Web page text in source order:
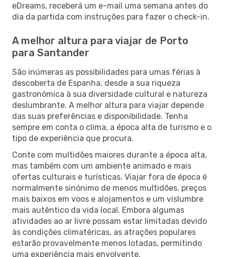
eDreams, receberá um e-mail uma semana antes do
dia da partida com instruções para fazer o check-in.
A melhor altura para viajar de Porto
para Santander
São inúmeras as possibilidades para umas férias à
descoberta de Espanha, desde a sua riqueza
gastronómica à sua diversidade cultural e natureza
deslumbrante. A melhor altura para viajar depende
das suas preferências e disponibilidade. Tenha
sempre em conta o clima, a época alta de turismo e o
tipo de experiência que procura.
Conte com multidões maiores durante a época alta,
mas também com um ambiente animado e mais
ofertas culturais e turísticas. Viajar fora de época é
normalmente sinónimo de menos multidões, preços
mais baixos em voos e alojamentos e um vislumbre
mais autêntico da vida local. Embora algumas
atividades ao ar livre possam estar limitadas devido
às condições climatéricas, as atrações populares
estarão provavelmente menos lotadas, permitindo
uma experiência mais envolvente.